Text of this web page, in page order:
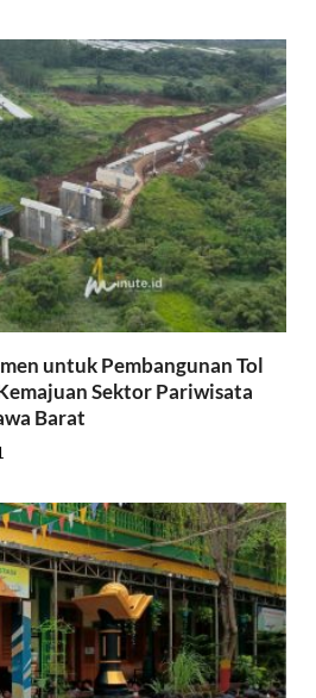
untuk Pembangunan Tol
Sektor Pariwisata
Barat